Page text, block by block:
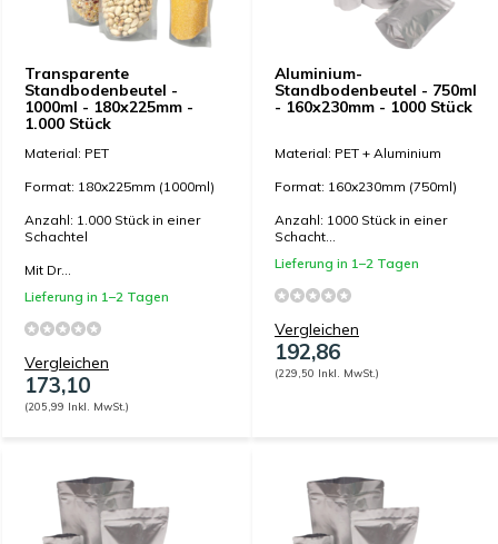
Transparente
Standbodenbeutel -
1000ml - 180x225mm -
1.000 Stück
Material: PET
Format: 180x225mm (1000ml)
Anzahl: 1.000 Stück in einer
Schachtel
Mit Dr...
Lieferung in 1–2 Tagen
Vergleichen
173,10
(205,99 Inkl. MwSt.)
Aluminium-
Standbodenbeutel - 750ml
- 160x230mm - 1000 Stück
Material: PET + Aluminium
Format: 160x230mm (750ml)
Anzahl: 1000 Stück in einer
Schacht...
Lieferung in 1–2 Tagen
Vergleichen
192,86
(229,50 Inkl. MwSt.)